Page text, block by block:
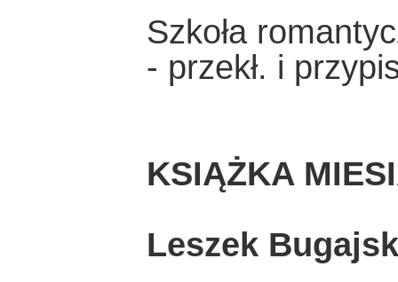
Szkoła
- przekł. i
KSIĄŻKA
Leszek